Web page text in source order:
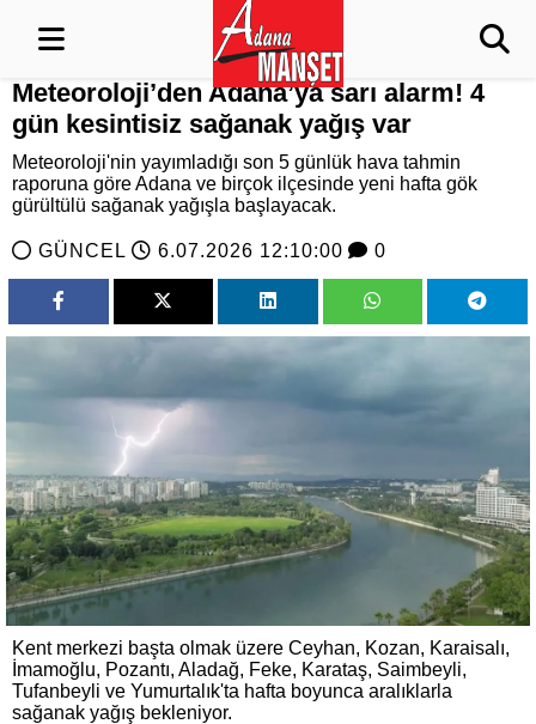
Meteoroloji’den Adana’ya sarı alarm! 4
gün kesintisiz sağanak yağış var
Meteoroloji'nin yayımladığı son 5 günlük hava tahmin
raporuna göre Adana ve birçok ilçesinde yeni hafta gök
gürültülü sağanak yağışla başlayacak.
GÜNCEL 6.07.2026 12:10:00 0
Kent merkezi başta olmak üzere Ceyhan, Kozan, Karaisalı,
İmamoğlu, Pozantı, Aladağ, Feke, Karataş, Saimbeyli,
Tufanbeyli ve Yumurtalık'ta hafta boyunca aralıklarla
sağanak yağış bekleniyor.